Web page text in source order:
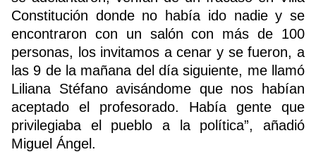
Constitución donde no había ido nadie y se
encontraron con un salón con más de 100
personas, los invitamos a cenar y se fueron, a
las 9 de la mañana del día siguiente, me llamó
Liliana Stéfano avisándome que nos habían
aceptado el profesorado. Había gente que
privilegiaba el pueblo a la política”, añadió
Miguel Ángel.